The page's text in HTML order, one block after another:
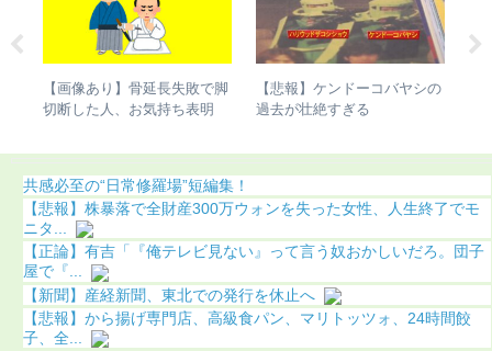
【画像あり】骨延長失敗で脚
切断した人、お気持ち表明
【悲報】ケンドーコバヤシの
過去が壮絶すぎる
共感必至の“日常修羅場”短編集！
【悲報】株暴落で全財産300万ウォンを失った女性、人生終了でモ
ニタ...
【正論】有吉「『俺テレビ見ない』って言う奴おかしいだろ。団子
屋で『...
【新聞】産経新聞、東北での発行を休止へ
【悲報】から揚げ専門店、高級食パン、マリトッツォ、24時間餃
子、全...